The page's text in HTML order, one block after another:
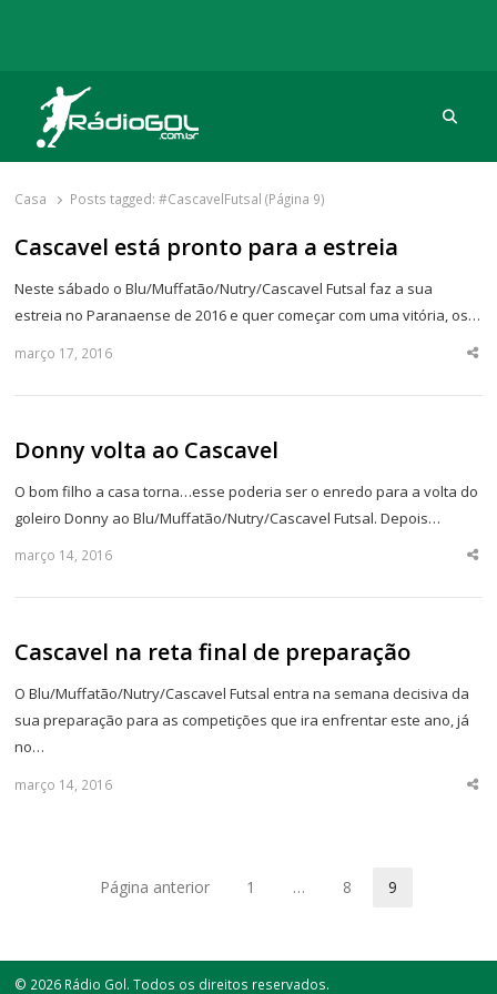
Rádio Gol
Há mais de 20 anos com as melhores coberturas
Casa Posts tagged:#CascavelFutsal (Página 9)
Cascavel está pronto para a estreia
Neste sábado o Blu/Muffatão/Nutry/Cascavel Futsal faz a sua
estreia no Paranaense de 2016 e quer começar com uma vitória, os…
março 17, 2016
Donny volta ao Cascavel
O bom filho a casa torna…esse poderia ser o enredo para a volta do
goleiro Donny ao Blu/Muffatão/Nutry/Cascavel Futsal. Depois…
março 14, 2016
Cascavel na reta final de preparação
O Blu/Muffatão/Nutry/Cascavel Futsal entra na semana decisiva da
sua preparação para as competições que ira enfrentar este ano, já
no…
março 14, 2016
Página anterior Página
1 … Página
8 9
© 2026 Rádio Gol. Todos os direitos reservados.